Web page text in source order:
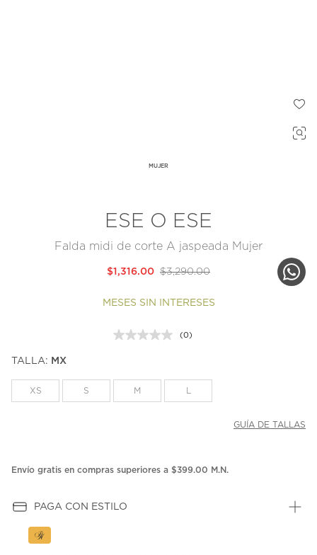
MUJER
ESE O ESE
Falda midi de corte A jaspeada Mujer
$3,290.00
$1,316.00
MESES SIN INTERESES
Sin
la
misma
(0)
TALLA: MX
XS S M
GUÍA DE TALLAS
Envío gratis en compras superiores a $399.00 M.N.
PAGA CON ESTILO